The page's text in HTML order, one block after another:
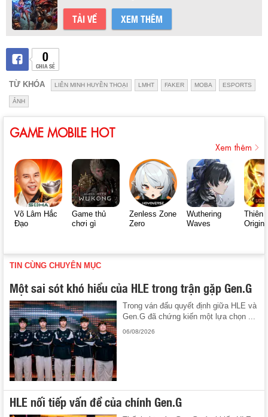
TẢI VỀ XEM THÊM
0
CHIA SẺ
TỪ KHÓA LIÊN MINH HUYỀN THOẠI LMHT FAKER MOBA ESPORTS
ẢNH
GAME MOBILE HOT
Xem thêm
Võ Lâm Hắc
Đạo
Game thủ
chơi gì
Zenless Zone
Zero
Wuthering
Waves
Thiên
Origin
TIN CÙNG CHUYÊN MỤC
Một sai sót khó hiểu của HLE trong trận gặp Gen.G
Trong ván đấu quyết định giữa HLE và
Gen.G đã chứng kiến một lựa chọn ...
06/08/2026
HLE nối tiếp vấn đề của chính Gen.G